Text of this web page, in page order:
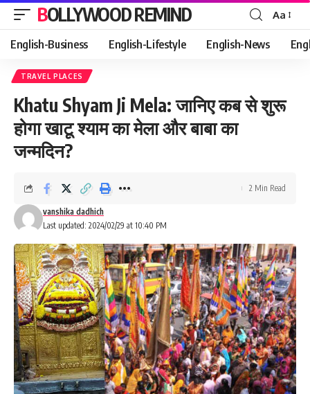
BOLLYWOOD REMIND
Font
Resizer
Aa
English-Business English-Lifestyle English-News
TRAVEL PLACES
Khatu Shyam Ji Mela: जानिए कब से शुरू
होगा खाटू श्याम का मेला और बाबा का
जन्मदिन?
Last updated: 2024/02/29 at 10:40 PM
vanshika dadhich
2 Min Read